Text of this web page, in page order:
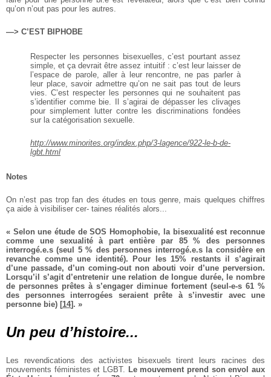
qu’on n’out pas pour les autres.
—> C’EST BIPHOBE
Respecter les personnes bisexuelles, c’est pourtantassez
simple, et ça devrait être assez intuitif : c’estleur laisser de
l’espace de parole, aller à leurrencontre, ne pas parler à
leur place, savoir admettrequ’on ne sait pas tout deleurs
vies. C’est respecterles personnes qui ne souhaitent pas
s’identifier comme bie. Il s’agirai de dépasser les clivages
pour simplement lutter contre les discriminations fondées
sur la catégorisation sexuelle.
http://www.minorites.org/index.php/3-lagence/922-le-b-de-
lgbt.html
Notes
On n’est pas trop fan des études en tous genre, mais quelques chiffres
ça aide à visibiliser cer‐ taines réalités alors...
« Selon une étude de SOS Homophobie, la bisexualité est reconnue
comme une sexualité à part entière par 85 % des personnes
interrogé.e.s (seul
5 % des personnes interrogé.e.s la considère en
revanche comme une identité). Pour les15% restants il s’agirait
d’une passade, d’un coming-out nonabouti voir d’une perversion.
Lorsqu’il s’agit d’entretenir une relation de longue durée, le nombre
de personnes prêtes à s’engager diminue fortement (seul-e-s 61 %
des personnesinterrogées seraient prête às’investir avec une
personne bie) [14] . »
Un peu d’histoire...
Les revendications des activistes bisexuels tirent leurs racines des
mouvements féministes et LGBT.
Le mouvement prend sonenvol aux